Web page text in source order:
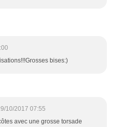
bises:)
10/2017 07:55
avec une grosse torsade